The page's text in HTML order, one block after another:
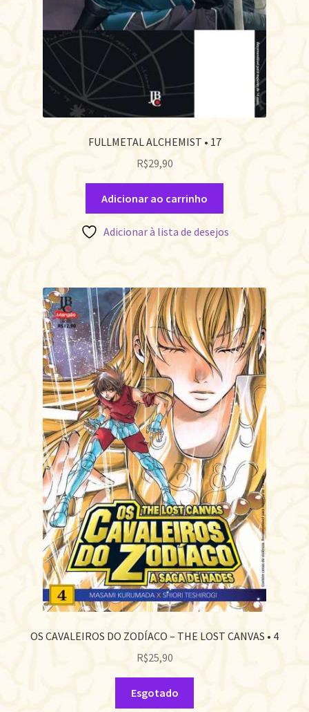
FULLMETAL ALCHEMIST • 17
R$29,90
Adicionar ao carrinho
Adicionar à lista de desejos
OS CAVALEIROS DO ZODÍACO – THE LOST CANVAS • 4
R$25,90
Esgotado